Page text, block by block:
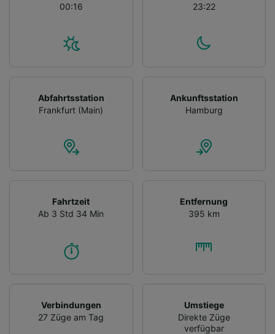
00:16
23:22
Abfahrtsstation
Frankfurt (Main)
Ankunftsstation
Hamburg
Fahrtzeit
Ab 3 Std 34 Min
Entfernung
395 km
Verbindungen
27 Züge am Tag
Umstiege
Direkte Züge
verfügbar